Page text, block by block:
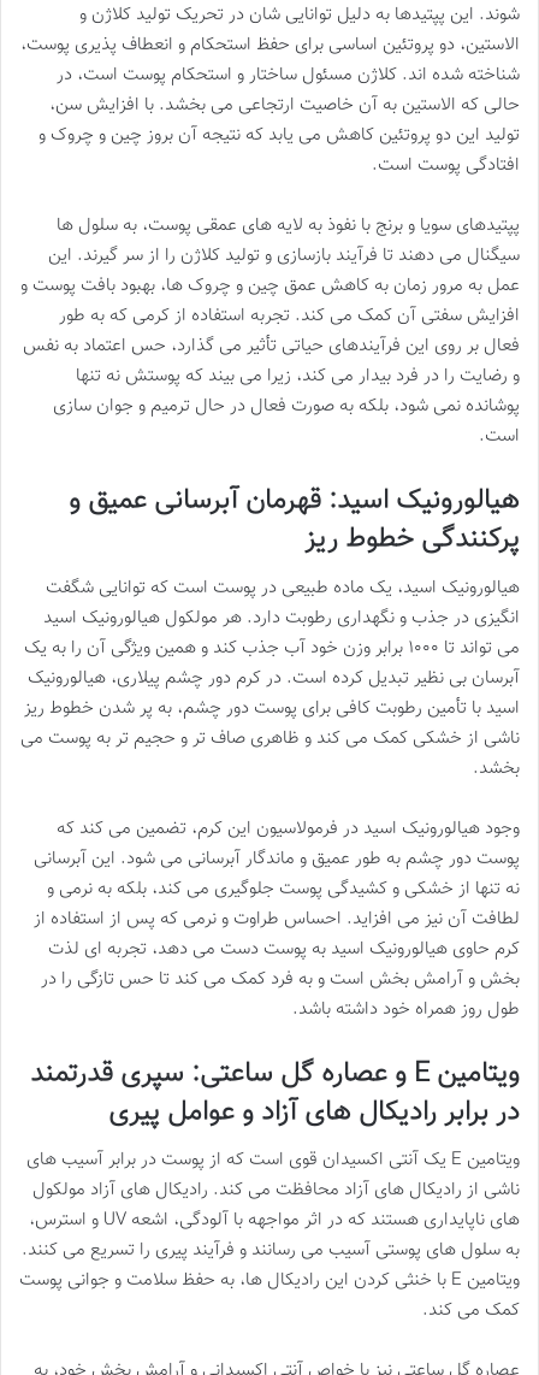
شوند. این پپتیدها به دلیل توانایی شان در تحریک تولید کلاژن و
الاستین، دو پروتئین اساسی برای حفظ استحکام و انعطاف پذیری پوست،
شناخته شده اند. کلاژن مسئول ساختار و استحکام پوست است، در
حالی که الاستین به آن خاصیت ارتجاعی می بخشد. با افزایش سن،
تولید این دو پروتئین کاهش می یابد که نتیجه آن بروز چین و چروک و
افتادگی پوست است.
پپتیدهای سویا و برنج با نفوذ به لایه های عمقی پوست، به سلول ها
سیگنال می دهند تا فرآیند بازسازی و تولید کلاژن را از سر گیرند. این
عمل به مرور زمان به کاهش عمق چین و چروک ها، بهبود بافت پوست و
افزایش سفتی آن کمک می کند. تجربه استفاده از کرمی که به طور
فعال بر روی این فرآیندهای حیاتی تأثیر می گذارد، حس اعتماد به نفس
و رضایت را در فرد بیدار می کند، زیرا می بیند که پوستش نه تنها
پوشانده نمی شود، بلکه به صورت فعال در حال ترمیم و جوان سازی
است.
هیالورونیک اسید: قهرمان آبرسانی عمیق و
پرکنندگی خطوط ریز
هیالورونیک اسید، یک ماده طبیعی در پوست است که توانایی شگفت
انگیزی در جذب و نگهداری رطوبت دارد. هر مولکول هیالورونیک اسید
می تواند تا ۱۰۰۰ برابر وزن خود آب جذب کند و همین ویژگی آن را به یک
آبرسان بی نظیر تبدیل کرده است. در کرم دور چشم پیلاری، هیالورونیک
اسید با تأمین رطوبت کافی برای پوست دور چشم، به پر شدن خطوط ریز
ناشی از خشکی کمک می کند و ظاهری صاف تر و حجیم تر به پوست می
بخشد.
وجود هیالورونیک اسید در فرمولاسیون این کرم، تضمین می کند که
پوست دور چشم به طور عمیق و ماندگار آبرسانی می شود. این آبرسانی
نه تنها از خشکی و کشیدگی پوست جلوگیری می کند، بلکه به نرمی و
لطافت آن نیز می افزاید. احساس طراوت و نرمی که پس از استفاده از
کرم حاوی هیالورونیک اسید به پوست دست می دهد، تجربه ای لذت
بخش و آرامش بخش است و به فرد کمک می کند تا حس تازگی را در
طول روز همراه خود داشته باشد.
ویتامین E و عصاره گل ساعتی: سپری قدرتمند
در برابر رادیکال های آزاد و عوامل پیری
ویتامین E یک آنتی اکسیدان قوی است که از پوست در برابر آسیب های
ناشی از رادیکال های آزاد محافظت می کند. رادیکال های آزاد مولکول
های ناپایداری هستند که در اثر مواجهه با آلودگی، اشعه UV و استرس،
به سلول های پوستی آسیب می رسانند و فرآیند پیری را تسریع می کنند.
ویتامین E با خنثی کردن این رادیکال ها، به حفظ سلامت و جوانی پوست
کمک می کند.